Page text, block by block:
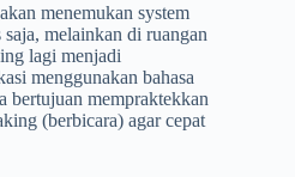
menemukan system
melainkan di ruangan
lagi menjadi
menggunakan bahasa
bertujuan mempraktekkan
(berbicara) agar cepat